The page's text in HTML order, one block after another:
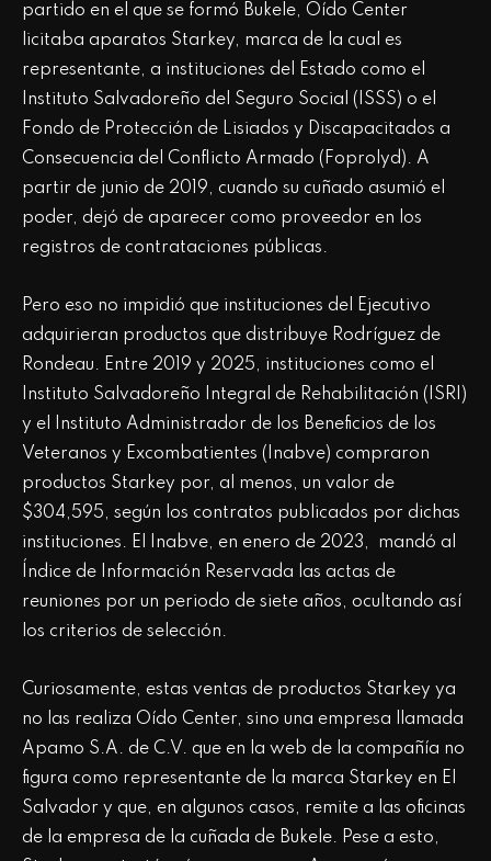
partido en el que se formó Bukele, Oído Center
licitaba aparatos Starkey, marca de la cual es
representante, a instituciones del Estado como el
Instituto Salvadoreño del Seguro Social (ISSS) o el
Fondo de Protección de Lisiados y Discapacitados a
Consecuencia del Conflicto Armado (Foprolyd). A
partir de junio de 2019, cuando su cuñado asumió el
poder, dejó de aparecer como proveedor en los
registros de contrataciones públicas.
Pero eso no impidió que instituciones del Ejecutivo
adquirieran productos que distribuye Rodríguez de
Rondeau. Entre 2019 y 2025, instituciones como el
Instituto Salvadoreño Integral de Rehabilitación (ISRI)
y el Instituto Administrador de los Beneficios de los
Veteranos y Excombatientes (Inabve) compraron
productos Starkey por, al menos, un valor de
$304,595, según los contratos publicados por dichas
instituciones. El Inabve, en enero de 2023, mandó al
Índice de Información Reservada las actas de
reuniones por un periodo de siete años, ocultando así
los criterios de selección.
Curiosamente, estas ventas de productos Starkey ya
no las realiza Oído Center, sino una empresa llamada
Apamo S.A. de C.V. que en la web de la compañía no
figura como representante de la marca Starkey en El
Salvador y que, en algunos casos, remite a las oficinas
de la empresa de la cuñada de Bukele. Pese a esto,